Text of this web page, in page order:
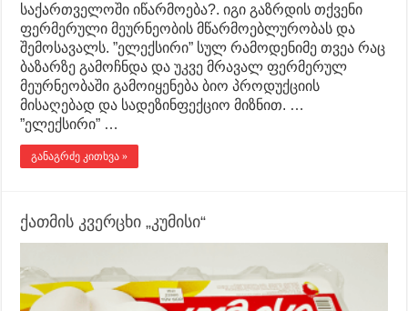
საქართველოში იწარმოება?. იგი გაზრდის თქვენი
ფერმერული მეურნეობის მწარმოებლურობას და
შემოსავალს. ”ელექსირი” სულ რამოდენიმე თვეა რაც
ბაზარზე გამოჩნდა და უკვე მრავალ ფერმერულ
მეურნეობაში გამოიყენება ბიო პროდუქციის
მისაღებად და სადეზინფექციო მიზნით. …
”ელექსირი” …
განაგრძე კითხვა »
ქათმის კვერცხი „კუმისი“